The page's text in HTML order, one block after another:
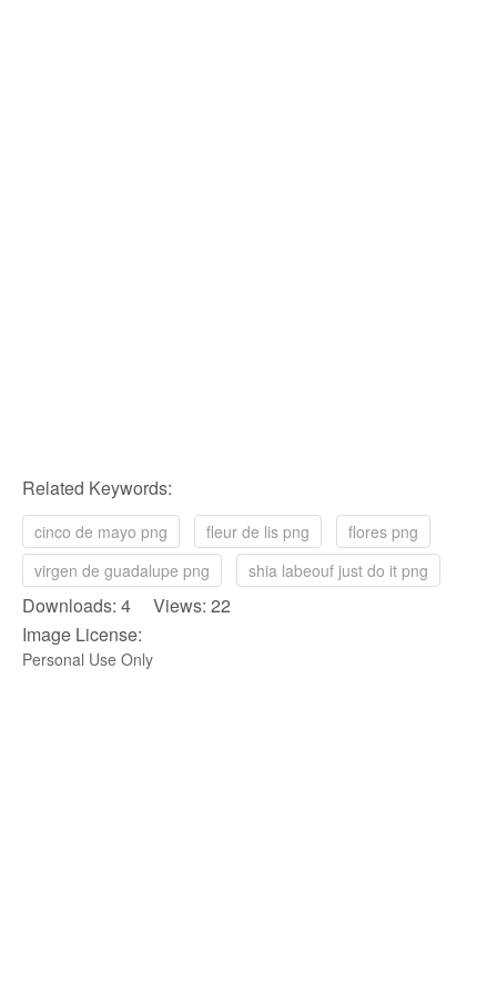
Related Keywords:
cinco de mayo png fleur de lis png
flores png
virgen de guadalupe png
shia labeouf just do it png
Downloads: 4 Views: 22
Image License:
Personal Use Only